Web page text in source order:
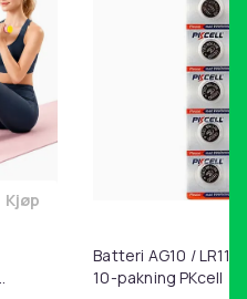
Legg Magetrener, 6-rørs
Kjøp
Batteri AG10 /
10-pakning PKcell